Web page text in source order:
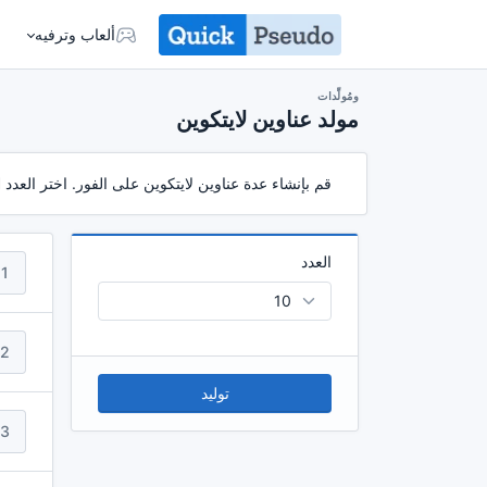
ألعاب وترفيه
ومُولِّدات
مولد عناوين لايتكوين
قم بإنشاء عدة عناوين لايتكوين على الفور. اختر
العدد
توليد
1
2
3